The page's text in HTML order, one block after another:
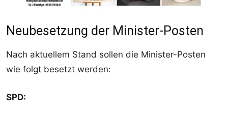
Neubesetzung der Minister-Posten
Nach aktuellem Stand sollen die Minister-Posten
wie folgt besetzt werden:
SPD: